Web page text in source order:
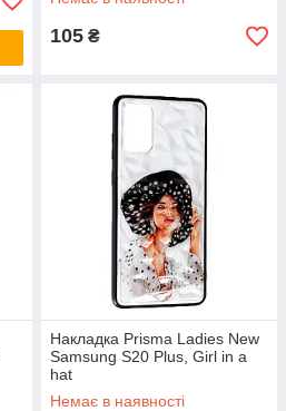
105 ₴
Накладка Prisma Ladies New
Samsung S20 Plus, Girl in a
hat
Немає в наявності